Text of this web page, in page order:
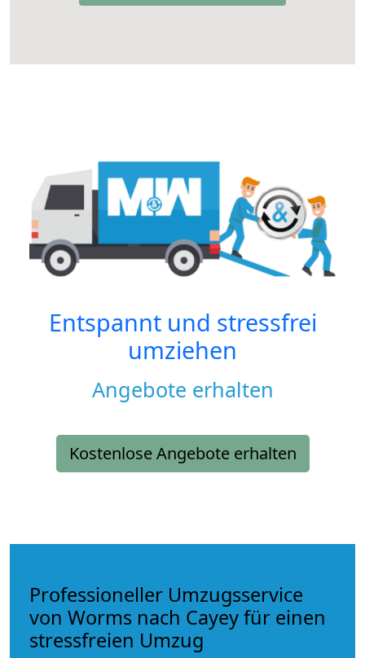
Entspannt und stressfrei
umziehen
Angebote erhalten
Kostenlose Angebote erhalten
Professioneller Umzugsservice
von Worms nach Cayey für einen
stressfreien Umzug